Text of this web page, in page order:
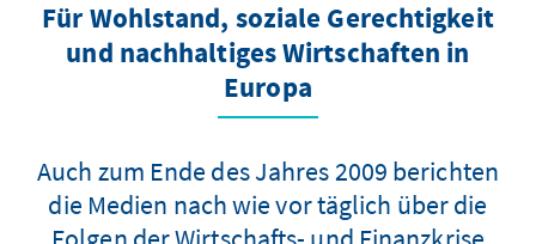
Für Wohlstand, soziale Gerechtigkeit
und nachhaltiges Wirtschaften in
Europa
Auch zum Ende des Jahres 2009 berichten
die Medien nach wie vor täglich über die